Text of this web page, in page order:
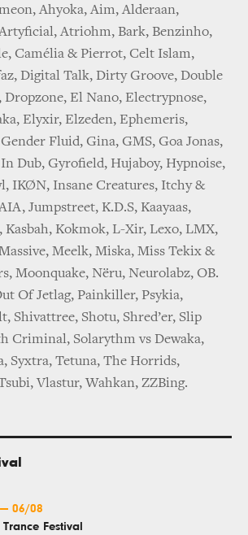
Ahyoka, Aim, Alderaan,
Atriohm, Bark, Benzinho,
Camélia & Pierrot, Celt Islam,
Digital Talk, Dirty Groove, Double
Dropzone, El Nano, Electrypnose,
Elyxir, Elzeden, Ephemeris,
Fluid, Gina, GMS, Goa Jonas,
Dub, Gyrofield, Hujaboy, Hypnoise,
IKØN, Insane Creatures, Itchy &
Jumpstreet, K.D.S, Kaayaas,
Kasbah, Kokmok, L-Xir, Lexo, LMX,
Meelk, Miska, Miss Tekix &
Moonquake, Nëru, Neurolabz, OB.
Of Jetlag, Painkiller, Psykia,
Shivattree, Shotu, Shred’er, Slip
Criminal, Solarythm vs Dewaka,
Syxtra, Tetuna, The Horrids,
Vlastur, Wahkan, ZZBing.
— 06/08
Festival